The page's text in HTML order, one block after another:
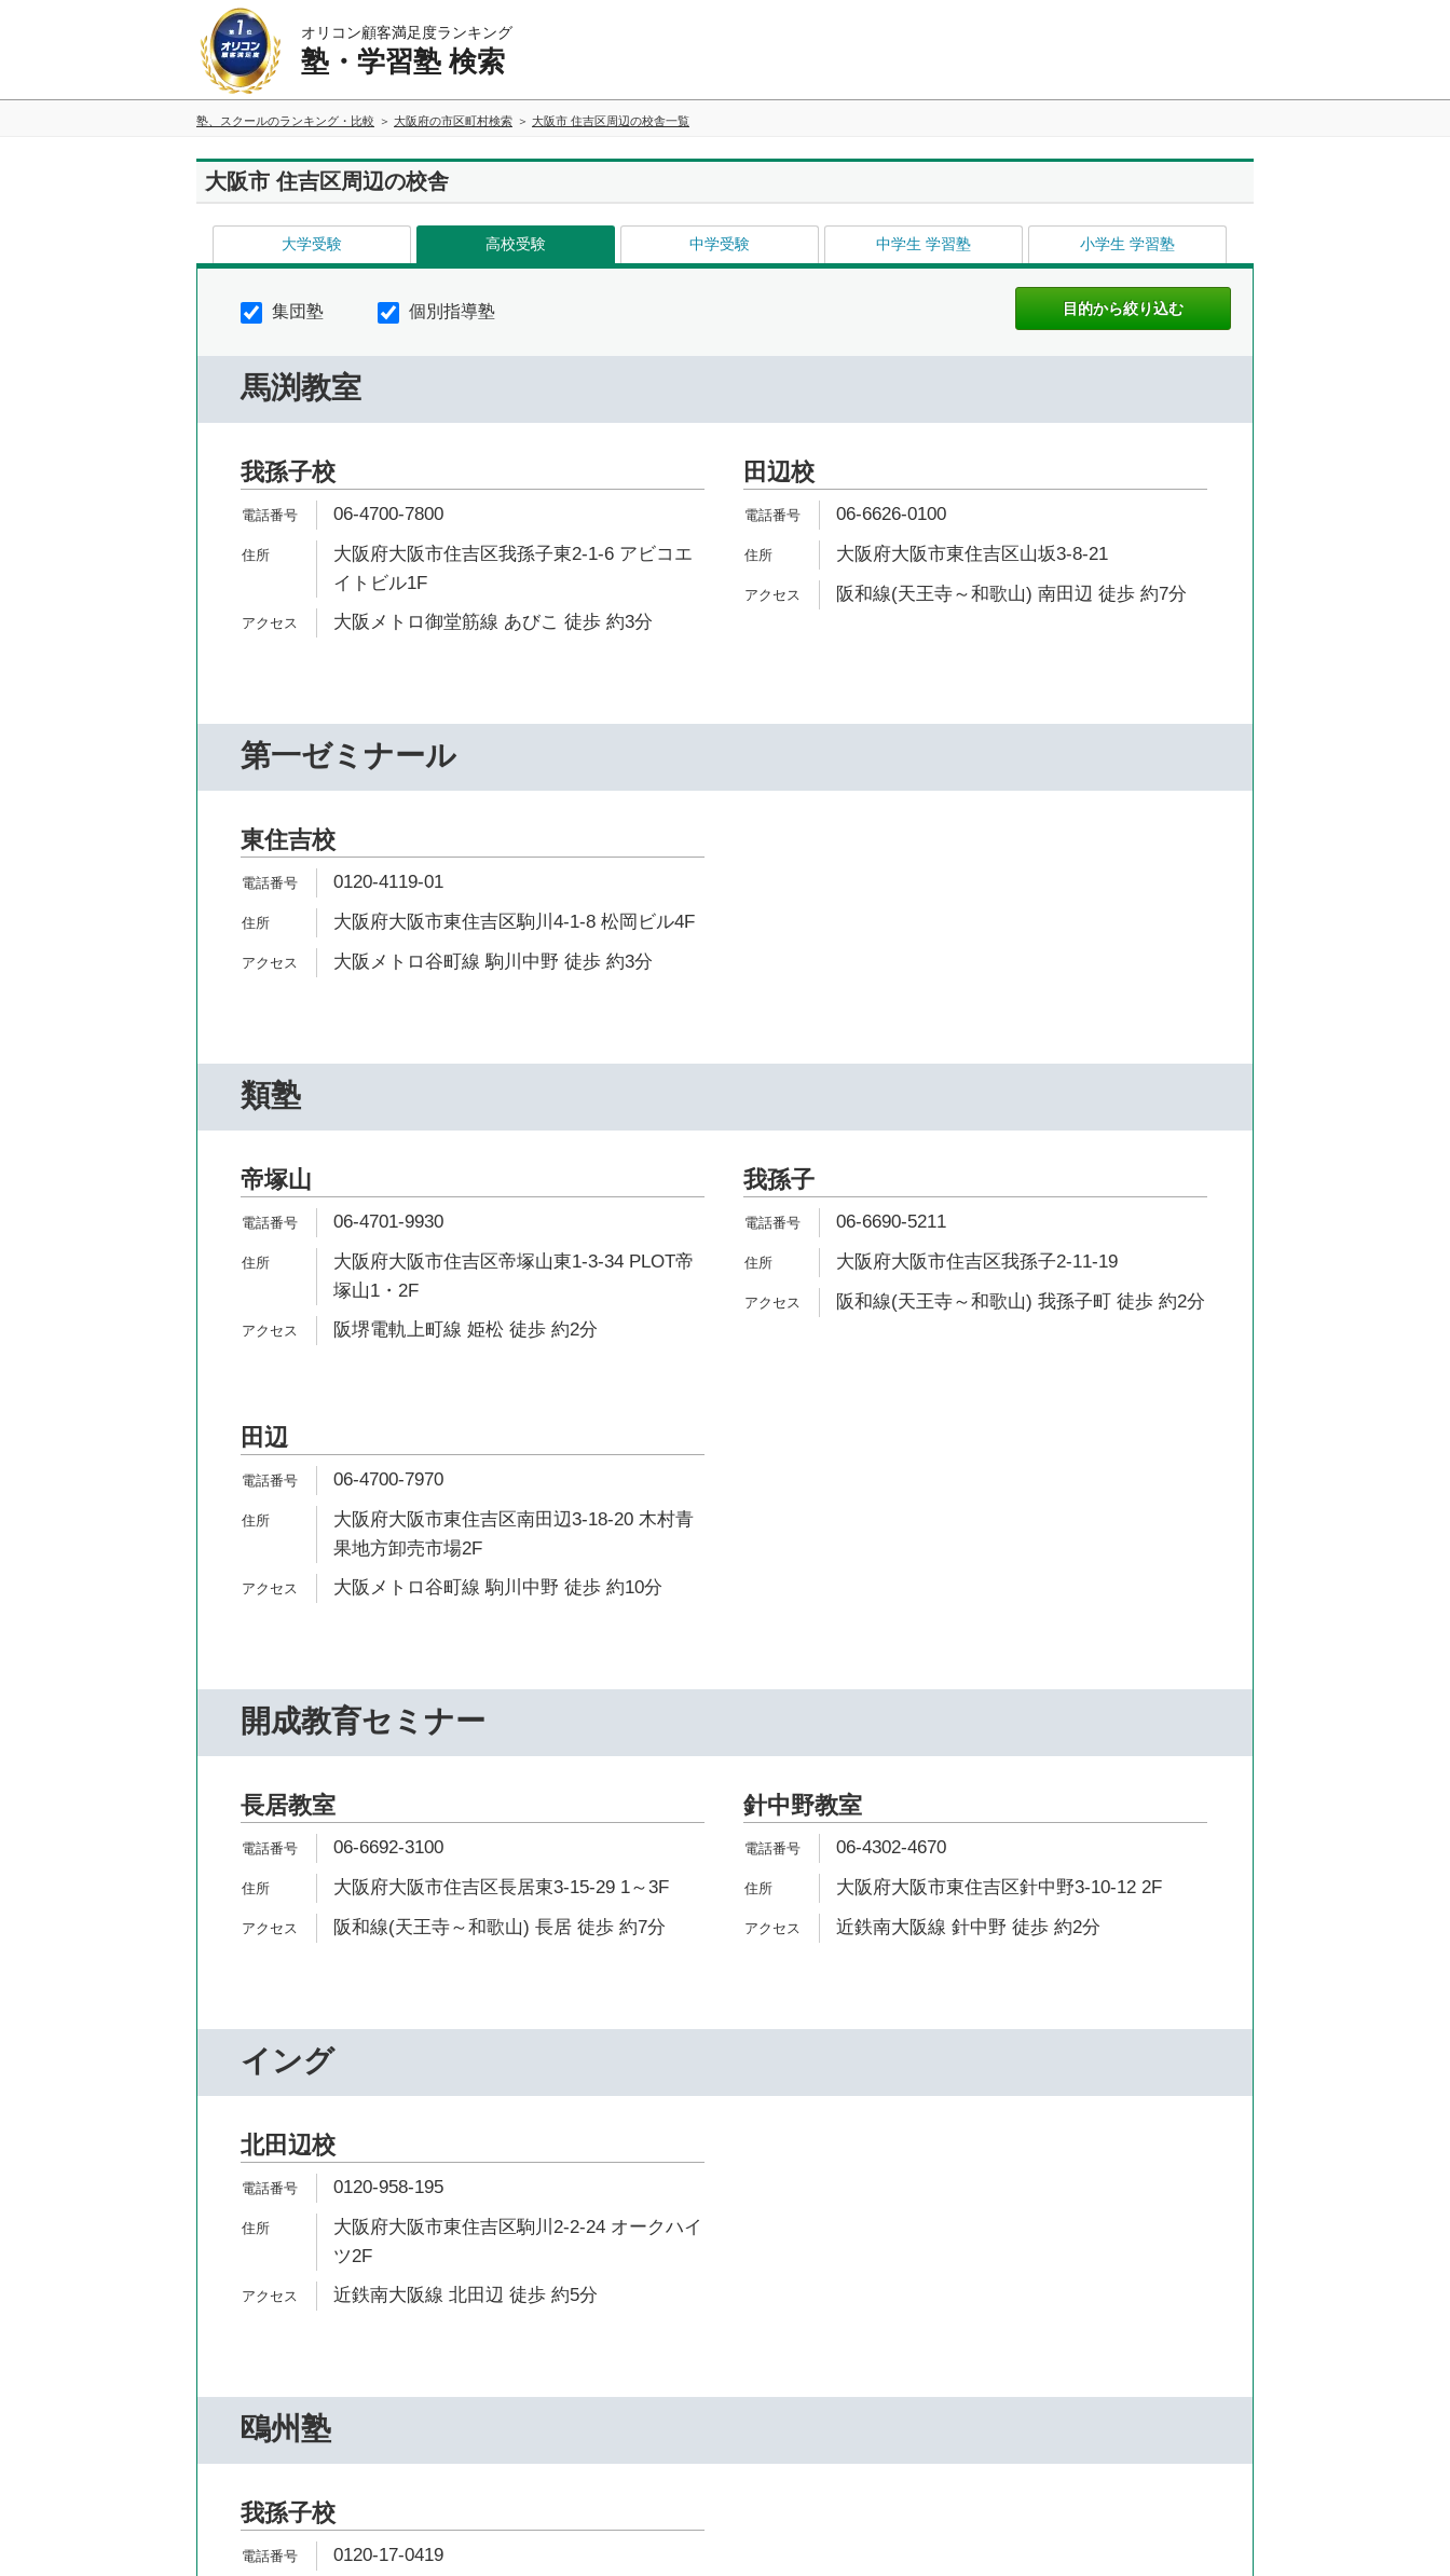
オリコン顧客満足度ランキング
塾・学習塾 検索
塾、スクールのランキング・比較 大阪府の市区町村検索 大阪市 住吉区周辺の校舎一覧
大阪市 住吉区周辺の校舎
大学受験 高校受験 中学受験 中学生 学習塾 小学生 学習塾
集団塾 個別指導塾
馬渕教室
我孫子校
06-4700-7800
大阪府大阪市住吉区我孫子東2-1-6 アビコエ
イトビル1F
大阪メトロ御堂筋線 あびこ 徒歩 約3分
田辺校
06-6626-0100
大阪府大阪市東住吉区山坂3-8-21
阪和線(天王寺～和歌山) 南田辺 徒歩 約7分
第一ゼミナール
東住吉校
0120-4119-01
大阪府大阪市東住吉区駒川4-1-8 松岡ビル4F
大阪メトロ谷町線 駒川中野 徒歩 約3分
類塾
帝塚山
06-4701-9930
大阪府大阪市住吉区帝塚山東1-3-34 PLOT帝
塚山1・2F
阪堺電軌上町線 姫松 徒歩 約2分
我孫子
06-6690-5211
大阪府大阪市住吉区我孫子2-11-19
阪和線(天王寺～和歌山) 我孫子町 徒歩 約2分
田辺
06-4700-7970
大阪府大阪市東住吉区南田辺3-18-20 木村青
果地方卸売市場2F
大阪メトロ谷町線 駒川中野 徒歩 約10分
開成教育セミナー
長居教室
06-6692-3100
大阪府大阪市住吉区長居東3-15-29 1～3F
阪和線(天王寺～和歌山) 長居 徒歩 約7分
針中野教室
06-4302-4670
大阪府大阪市東住吉区針中野3-10-12 2F
近鉄南大阪線 針中野 徒歩 約2分
イング
北田辺校
0120-958-195
大阪府大阪市東住吉区駒川2-2-24 オークハイ
ツ2F
近鉄南大阪線 北田辺 徒歩 約5分
鴎州塾
我孫子校
0120-17-0419